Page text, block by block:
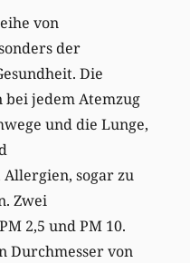
von
der
Die
jedem Atemzug
und die Lunge,
sogar zu
Zwei
2,5 und PM 10.
Durchmesser von